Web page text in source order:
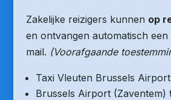
Zakelijke reizigers kunnen op
en ontvangen automatisch
mail. (Voorafgaande
Taxi Vleuten Brussels
Brussels Airport (Zaventem)